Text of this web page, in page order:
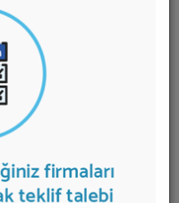
Konvertörü
seçim yapıp ya da
toplu olarak teklif